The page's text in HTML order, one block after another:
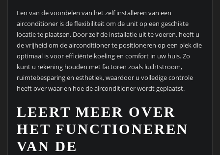
Een van de voordelen van het zelf installeren van een
airconditioner is de flexibiliteit om de unit op een geschikte
locatie te plaatsen. Door zelf de installatie uit te voeren, heeft u
de vrijheid om de airconditioner te positioneren op een plek die
optimaal is voor efficiënte koeling en comfort in uw huis. Zo
kunt u rekening houden met factoren zoals luchtstroom,
ruimtebesparing en esthetiek, waardoor u volledige controle
heeft over waar en hoe de airconditioner wordt geplaatst.
LEERT MEER OVER
HET FUNCTIONEREN
VAN DE